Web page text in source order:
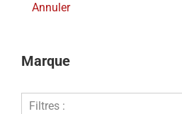
Annuler
Marque
Filtres :